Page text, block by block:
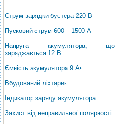
Струм зарядки бустера 220 В
Пусковий струм 600 – 1500 A
Напруга акумулятора, що
заряджається 12 В
Ємність акумулятора 9 Ач
Вбудований ліхтарик
Індикатор заряду акумулятора
Захист від неправильної полярності